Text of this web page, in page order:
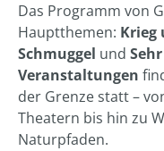
Das Programm von
Hauptthemen: Krieg
Schmuggel und
Veranstaltungen
der Grenze statt –
Theatern bis hin zu
Naturpfaden.